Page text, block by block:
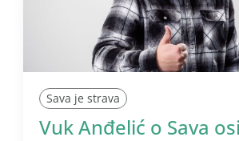
Sava je strava
Vuk Anđelić o Sava